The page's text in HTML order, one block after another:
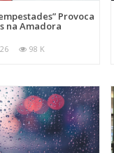
Provoca
na Amadora
98 K